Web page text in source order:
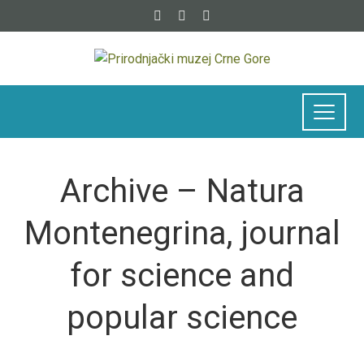
Archive – Natura
Montenegrina, journal
for science and
popular science